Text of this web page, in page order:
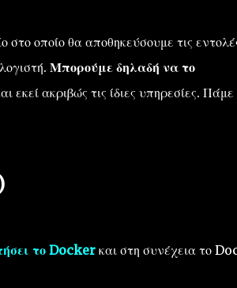
οποίο θα αποθηκεύσουμε τις
Μπορούμε δηλαδή να το
εκεί ακριβώς τις ίδιες υπηρεσίες. Πάμε
το Dockerκαι στη συνέχεια το